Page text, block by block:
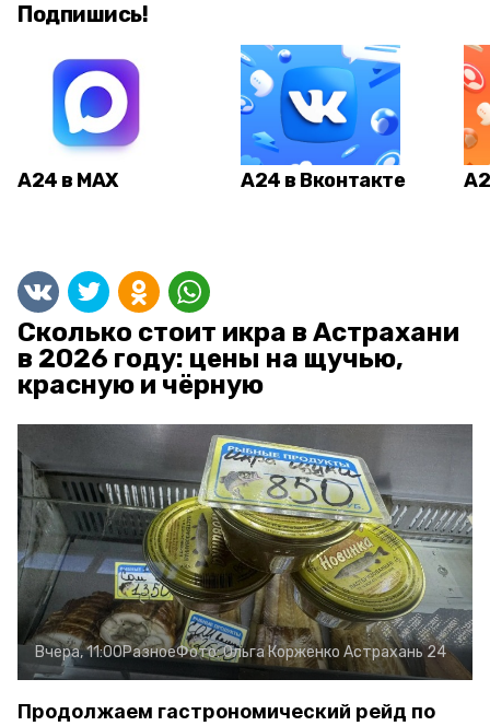
Подпишись!
А24 в MAX А24 в Вконтакте
Сколько стоит икра в Астрахани
в 2026 году: цены на щучью,
красную и чёрную
Вчера, 11:00РазноеФото:Ольга Корженко Астрахань 24
Продолжаем гастрономический рейд по